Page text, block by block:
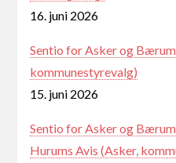
16. juni 2026
Sentio for Asker og
kommunestyrevalg)
15. juni 2026
Sentio for Asker og
Hurums Avis (Asker,